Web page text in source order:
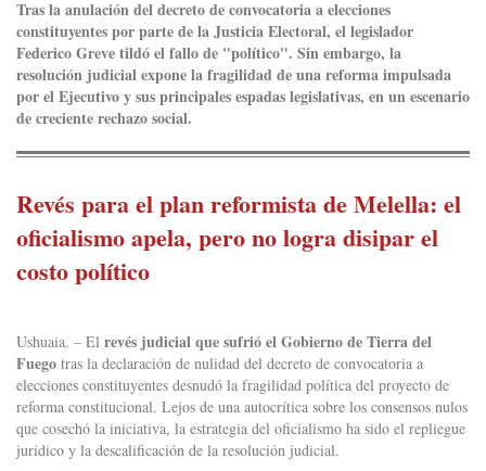
Tras la anulación del decreto de convocatoria a elecciones
constituyentes por parte de la Justicia Electoral, el legislador
Federico Grevetildó el fallo de "político". Sin embargo, la
resolución judicial expone la fragilidad de una reformaimpulsada
por el Ejecutivo y sus principales espadas legislativas, en un escenario
de creciente rechazo social.
Revés para el plan reformista de Melella: el
oficialismo apela, pero no logra disipar el
costo político
Ushuaia. – El revés judicial que sufrió el Gobierno de Tierra del
Fuego tras la declaración de nulidad del decreto de convocatoria a
elecciones constituyentes desnudó la fragilidad política del proyecto de
reforma constitucional. Lejos de una autocrítica sobre los consensos nulos
que cosechó la iniciativa, la estrategia del oficialismo ha sido el repliegue
jurídico y la descalificación de la resolución judicial.